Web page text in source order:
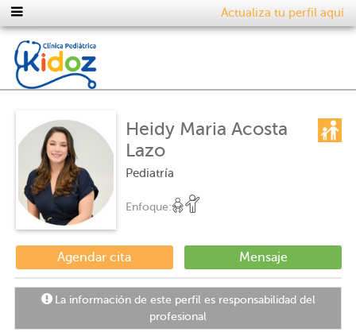
Actualiza tu perfil aquí
Heidy Maria Acosta
Lazo
Pediatría
Enfoque:
Agendar cita Mensaje
La información de este perfil es responsabilidad del
profesional